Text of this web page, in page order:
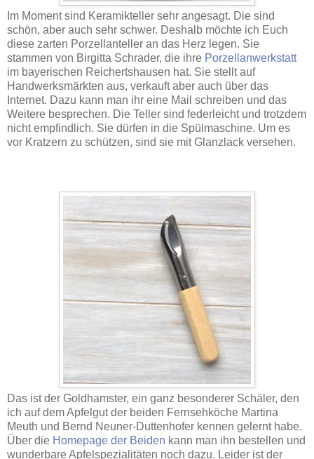
Im Moment sind Keramikteller sehr angesagt. Die sind
schön, aber auch sehr schwer. Deshalb möchte ich Euch
diese zarten Porzellanteller an das Herz legen. Sie
stammen von Birgitta Schrader, die ihre Porzellanwerkstatt
im bayerischen Reichertshausen hat. Sie stellt auf
Handwerksmärkten aus, verkauft aber auch über das
Internet. Dazu kann man ihr eine Mail schreiben und das
Weitere besprechen. Die Teller sind federleicht und trotzdem
nicht empfindlich. Sie dürfen in die Spülmaschine. Um es
vor Kratzern zu schützen, sind sie mit Glanzlack versehen.
Das ist der Goldhamster, ein ganz besonderer Schäler, den
ich auf dem Apfelgut der beiden Fernsehköche Martina
Meuth und Bernd Neuner-Duttenhofer kennen gelernt habe.
Über die Homepage der Beiden kann man ihn bestellen und
wunderbare Apfelspezialitäten noch dazu. Leider ist der